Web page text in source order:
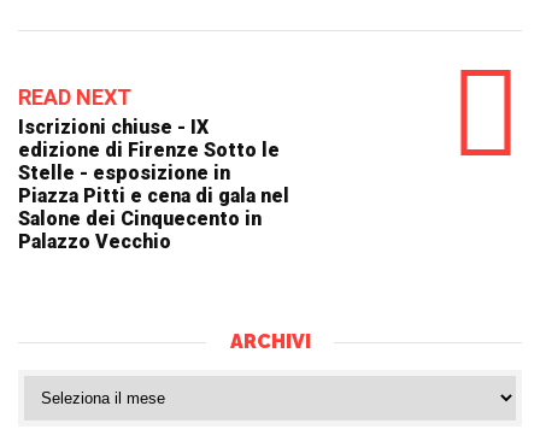
READ NEXT
Iscrizioni chiuse - IX
edizione di Firenze Sotto le
Stelle - esposizione in
Piazza Pitti e cena di gala nel
Salone dei Cinquecento in
Palazzo Vecchio
ARCHIVI